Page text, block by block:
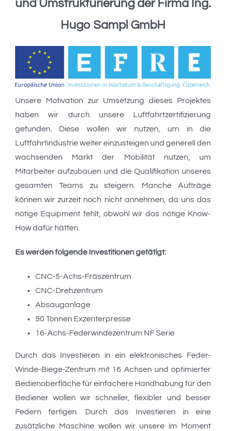
und Umstrukturierung der Firma Ing.
Hugo Sampl GmbH
Unsere Motivation zur Umsetzung dieses Projektes
haben wir durch unsere Luftfahrtzertifizierung
gefunden. Diese wollen wir nutzen, um in die
Luftfahrtindustrie weiter einzusteigen und generell den
wachsenden Markt der Mobilität nutzen, um
Mitarbeiter aufzubauen und die Qualifikation unseres
gesamten Teams zu steigern. Manche Aufträge
können wir zurzeit noch nicht annehmen, da uns das
nötige Equipment fehlt, obwohl wir das nötige Know-
How dafür hätten.
Es werden folgende Investitionen getätigt:
CNC-5-Achs-Fräszentrum
CNC-Drehzentrum
Absauganlage
50 Tonnen Exzenterpresse
16-Achs-Federwindezentrum NF Serie
Durch das Investieren in ein elektronisches Feder-
Winde-Biege-Zentrum mit 16 Achsen und optimierter
Bedienoberfläche für einfachere Handhabung für den
Bediener wollen wir schneller, flexibler und besser
Federn fertigen. Durch das Investieren in eine
zusätzliche Maschine wollen wir unsere im Moment